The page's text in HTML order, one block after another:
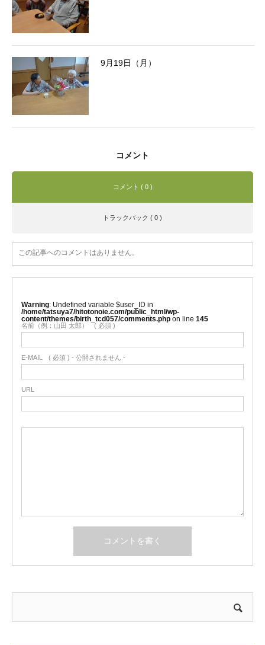
9月19日（月）
コメント
コメント ( 0 )
トラックバック ( 0 )
この記事へのコメントはありません。
Warning : Undefined variable $user_ID in
/home/tatsuya7/hitotonoie.com/public_html/wp-
content/themes/birth_tcd057/comments.php on line 145
名前（例：山田 太郎） ( 必須 )
E-MAIL ( 必須 ) - 公開されません -
URL